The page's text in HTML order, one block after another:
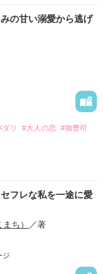
の甘い溺愛から逃げ
リ #大人の恋 #御曹司
桜。
係は壊れてしまう。
婚によって
なった。
フレな私を一途に愛
ち） ／著
ジ